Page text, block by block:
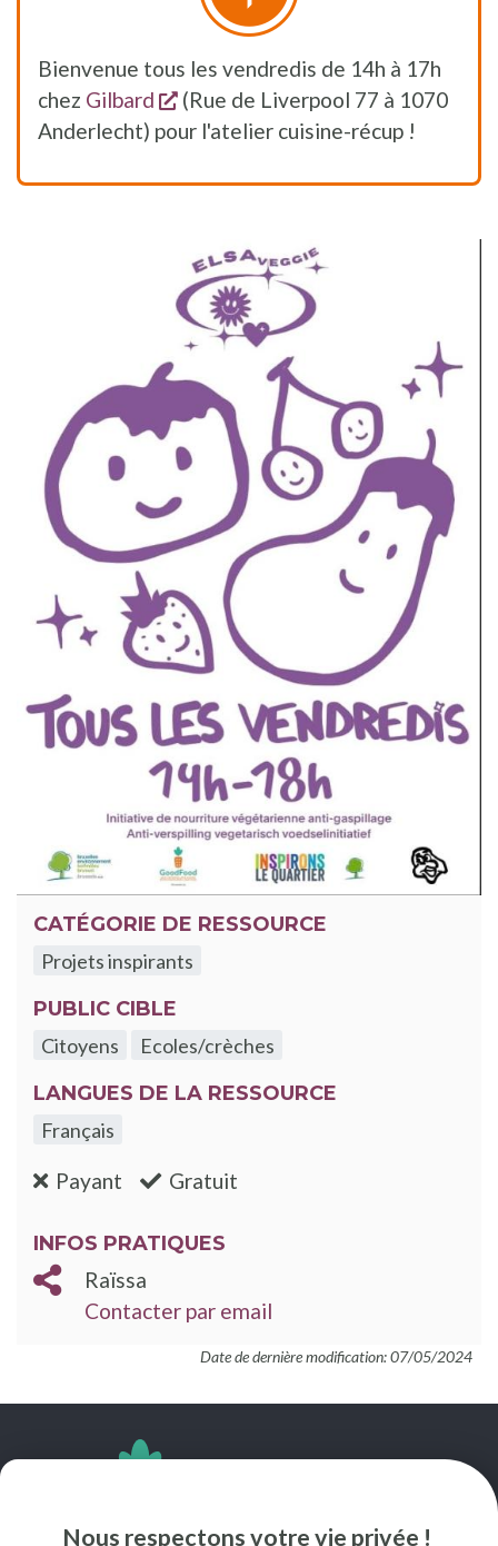
Nous respectons votre vie privée !
Bienvenue tous les vendredis de 14h à 17h
chez Gilbard s'ouvre dans une nouvelle fenêtre
(Rue de Liverpool 77 à 1070
Anderlecht) pour l'atelier cuisine-récup !
CATÉGORIE DE RESSOURCE
Projets inspirants
PUBLIC CIBLE
Citoyens
Ecoles/crèches
LANGUES DE LA RESSOURCE
Français
Payant :non Gratuit
INFOS PRATIQUES
Raïssa
Contacter par email
Date de dernière modification: 07/05/2024